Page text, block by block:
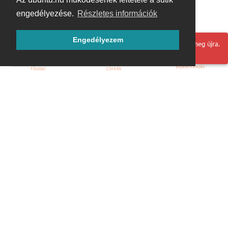
engedélyezése. Részletes információk
Engedélyezem
Hoppá! Valami hiba történt. Frissítse az oldalt és próbálja meg újra.
Főoldal Címkék Bejelentkezés